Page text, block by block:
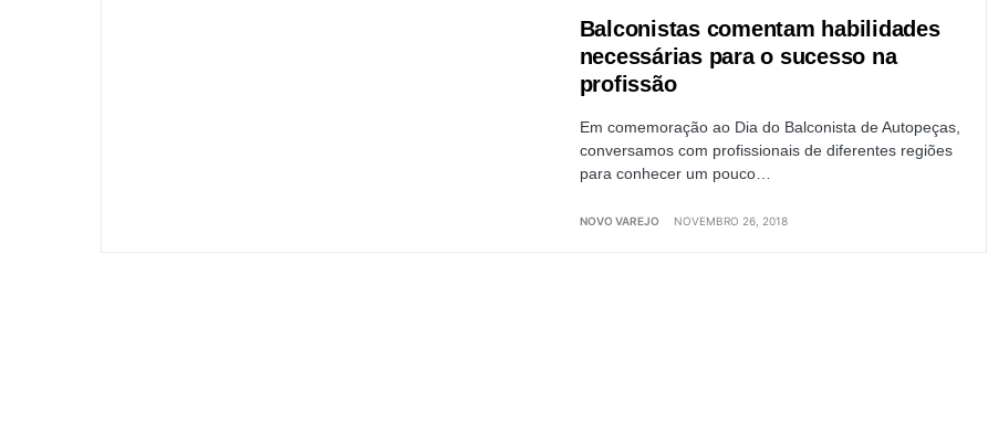
Balconistas comentam habilidades
necessárias para o sucesso na
profissão
Em comemoração ao Dia do Balconista de Autopeças,
conversamos com profissionais de diferentes regiões
para conhecer um pouco…
NOVO VAREJO NOVEMBRO 26, 2018